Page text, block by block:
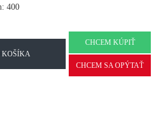
400
KOŠÍKA
CHCEM KÚPIŤ
CHCEM SA OPÝTAŤ